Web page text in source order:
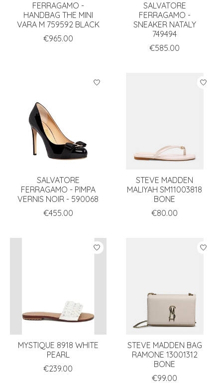
FERRAGAMO -
HANDBAG THE MINI
VARA M 759592 BLACK
€965.00
SALVATORE
FERRAGAMO -
SNEAKER NATALY
749494
€585.00
SALVATORE
FERRAGAMO - PIMPA
VERNIS NOIR - 590068
€455.00
STEVE MADDEN
MALIYAH SM11003818
BONE
€80.00
MYSTIQUE 8918 WHITE
PEARL
€239.00
STEVE MADDEN BAG
RAMONE 13001312
BONE
€99.00